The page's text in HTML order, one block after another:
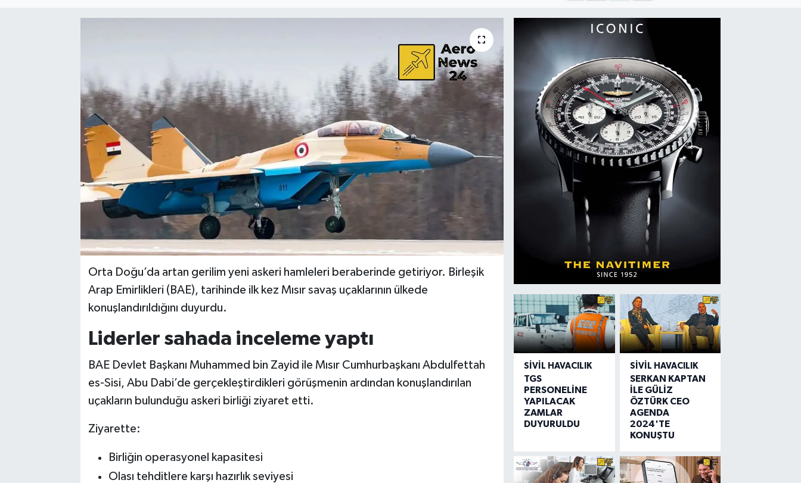
Orta Doğu’da artan gerilim yeni askeri hamleleri beraberinde getiriyor. Birleşik
Arap Emirlikleri (BAE), tarihinde ilk kez Mısır savaş uçaklarının ülkede
konuşlandırıldığını duyurdu.
Liderler sahada inceleme yaptı
BAE Devlet Başkanı Muhammed bin Zayid ile Mısır Cumhurbaşkanı Abdulfettah
es-Sisi, Abu Dabi’de gerçekleştirdikleri görüşmenin ardından konuşlandırılan
uçakların bulunduğu askeri birliği ziyaret etti.
Ziyarette:
Birliğin operasyonel kapasitesi
Olası tehditlere karşı hazırlık seviyesi
SIVIL HAVACILIK
TGS
PERSONELİNE
YAPILACAK
ZAMLAR
DUYURULDU
SIVIL HAVACILIK
SERKAN KAPTAN
İLE GÜLİZ
ÖZTÜRK CEO
AGENDA
2024'TE
KONUŞTU